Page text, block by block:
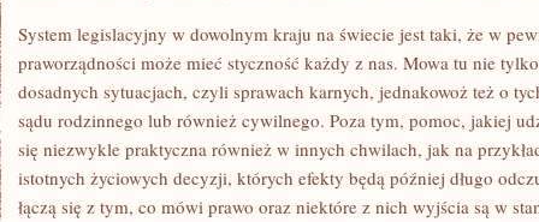
KRAJU
NA
JEST
TAKI
System legislacyjny w dowolnym kraju na świecie jest taki, że w
praworządności może mieć styczność każdy z nas. Mowa tu nie
dosadnych sytuacjach, czyli sprawach karnych, jednakowoż też o
sądu rodzinnego lub również cywilnego. Poza tym, pomoc, jakiej
się niezwykle praktyczna również w innych chwilach, jak na
istotnych życiowych decyzji, których efekty będą później długo
łączą się z tym, co mówi prawo oraz niektóre z nich wyjścia są w